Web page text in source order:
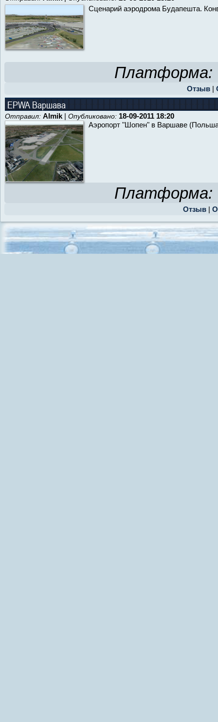
Сценарий аэродрома Будапешта.
Платформа:
Отзыв|
EPWA Варшава
Отправил: Almik | Опубликовано: 18-09-2011 18:20
Аэропорт "Шопен" в Варшаве
Платформа:
Отзыв|